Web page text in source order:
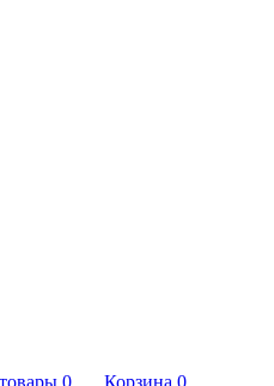
0 Корзина 0